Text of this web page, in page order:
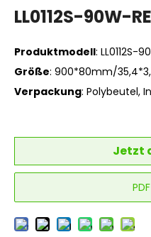
LL0112S-90W-
Produktmodell: LL0112S-
Größe: 900*80mm/
Verpackung: Polybeutel,
Jetzt